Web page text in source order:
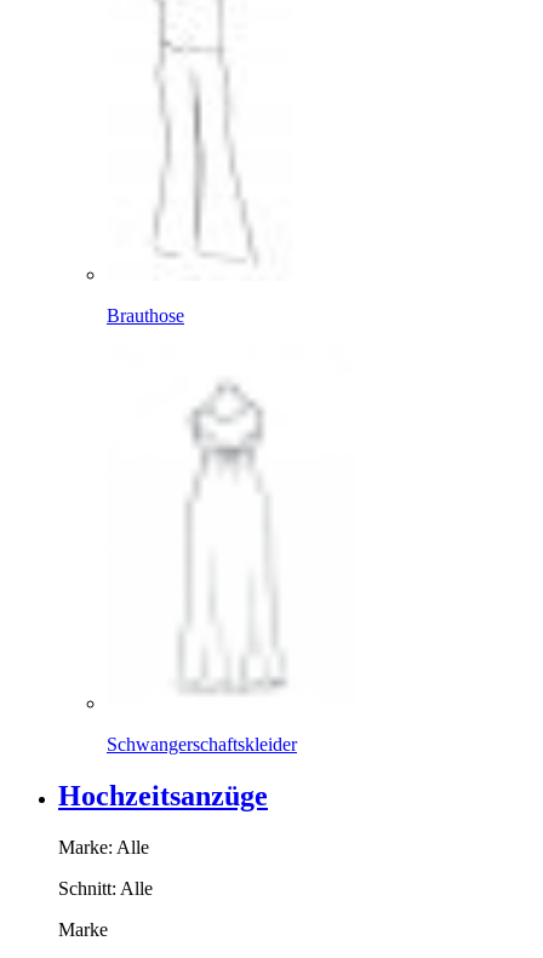
Brauthose
Schwangerschaftskleider
Hochzeitsanzüge
Marke: Alle
Schnitt: Alle
Marke